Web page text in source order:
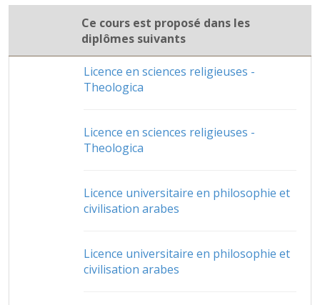
Ce cours est proposé dans les
diplômes suivants
Licence en sciences religieuses -
Theologica
Licence en sciences religieuses -
Theologica
Licence universitaire en philosophie et
civilisation arabes
Licence universitaire en philosophie et
civilisation arabes